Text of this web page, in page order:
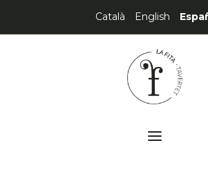
contenido
Català English